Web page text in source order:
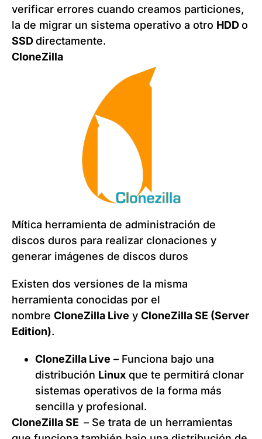
verificar errores cuando creamos particiones,
la de migrar un sistema operativo a otro HDDo
SSDdirectamente.
CloneZilla
Mítica herramienta de administración de
discos duros para realizar clonaciones y
generar imágenes de discos duros
Existen dos versiones de la misma
herramienta conocidas por el
nombre CloneZilla Live y CloneZilla SE (Server
Edition).
CloneZilla Live – Funciona bajo una
distribución Linux que te permitirá clonar
sistemas operativos de la forma más
sencilla y profesional.
CloneZilla SE – Se trata de un herramientas